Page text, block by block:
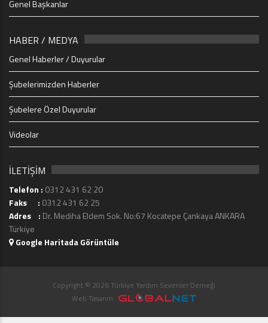
Genel Başkanlar
HABER / MEDYA
Genel Haberler / Duyurular
Şubelerimizden Haberler
Şubelere Özel Duyurular
Videolar
İLETİŞİM
Telefon : 0312 431 62 20
Faks : 0312 431 62 25
Adres : Dr. Mediha Eldem Sok. No:67 Kocatepe Çankaya ANKARA
Türkiye
Google Haritada Görüntüle
Copyright © 2026 Türkiye Yardım Sevenler Derneği
Web Tasarım :